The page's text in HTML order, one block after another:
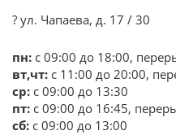
? ул. Чапаева, д. 17 / 30
пн: с 09:00 до 18:00,
вт,чт: с 11:00 до 20:00,
ср: с 09:00 до 13:30
пт: с 09:00 до 16:45,
сб: с 09:00 до 13:00